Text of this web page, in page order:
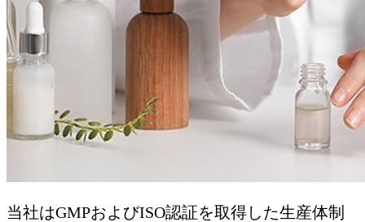
当社はGMPおよびISO認証を取得した生産体制